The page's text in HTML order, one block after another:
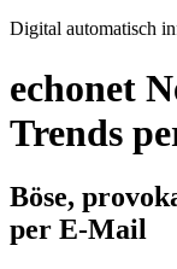
Digital automatisch
echonet
Trends
Böse,
per E-Mail